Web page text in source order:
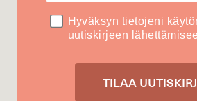
Hyväksyn tietojeni
uutiskirjeen